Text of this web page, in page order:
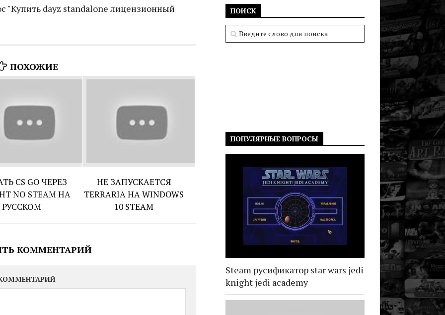
"Купить dayz standalone лицензионный
ПОХОЖИЕ
CS GO ЧЕРЕЗ
NO STEAM НА
РУССКОМ
НЕ ЗАПУСКАЕТСЯ
TERRARIA НА WINDOWS
10 STEAM
КОММЕНТАРИЙ
ПОИСК
ПОПУЛЯРНЫЕ ВОПРОСЫ
Steam русификатор star wars jedi
knight jedi academy